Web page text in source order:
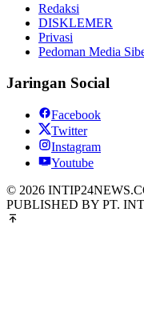
Redaksi
DISKLEMER
Privasi
Pedoman Media
Jaringan Social
Facebook
Twitter
Instagram
Youtube
© 2026
PUBLISHED BY PT.